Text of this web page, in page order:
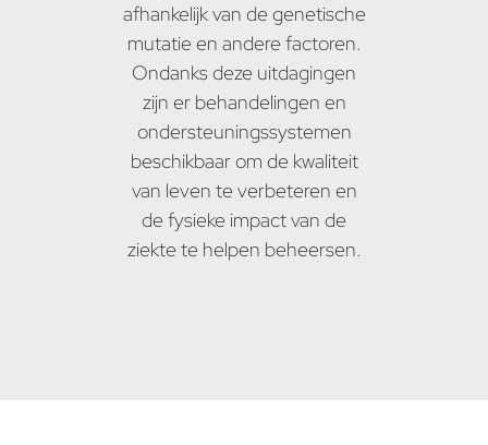
afhankelijk van de genetische
mutatie en andere factoren.
Ondanks deze uitdagingen
zijn er behandelingen en
ondersteuningssystemen
beschikbaar om de kwaliteit
van leven te verbeteren en
de fysieke impact van de
ziekte te helpen beheersen.